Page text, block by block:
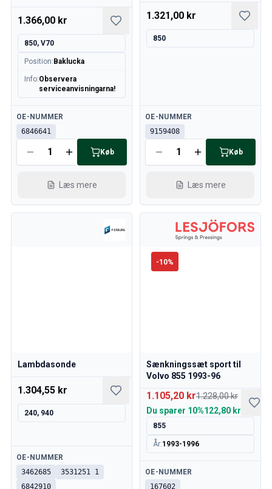
1.366,00 kr
850, V70
Position: Baklucka
Info:Observera
serviceanvisningarna!
Tilgængelig
OE-NUMMER
6846641
Køb
Læs mere
1.321,00 kr
850
Tilgængelig
OE-NUMMER
9159408
Køb
Læs mere
Lambdasonde
1.304,55 kr
240, 940
Tilgængelig
OE-NUMMER
3462685
3531251 1
6842910
-10%
Sænkningssæt sport til
Volvo 855 1993-96
1.105,20 kr1.228,00 kr
Du sparer 10%122,80 kr
855
År:1993-1996
Tilgængelig
OE-NUMMER
167602